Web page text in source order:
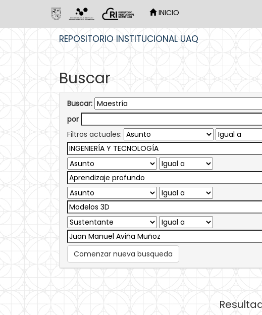
INICIO
REPOSITORIO INSTITUCIONAL UAQ
Buscar
Buscar:
por
Filtros actuales:
Comenzar nueva busqueda